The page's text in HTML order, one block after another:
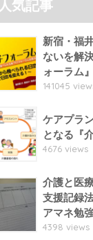
人気記事
新宿・福
ないを解
ォーラム
141045
ケアプラ
となる『
4676 views
介護と医
支援記録
アマネ勉
4398 views